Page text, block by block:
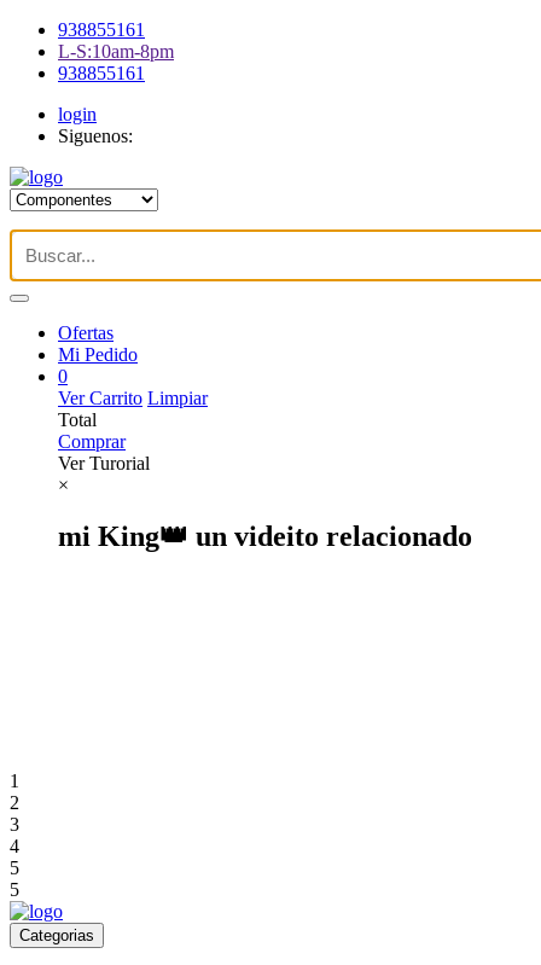
938855161
L-S:10am-8pm
938855161
login
Siguenos:
Ofertas
Mi Pedido
0
Ver Carrito Limpiar
Total
Comprar
Ver Turorial
×
mi King👑 un videito relacionado
1
2
3
4
5
5
Categorias